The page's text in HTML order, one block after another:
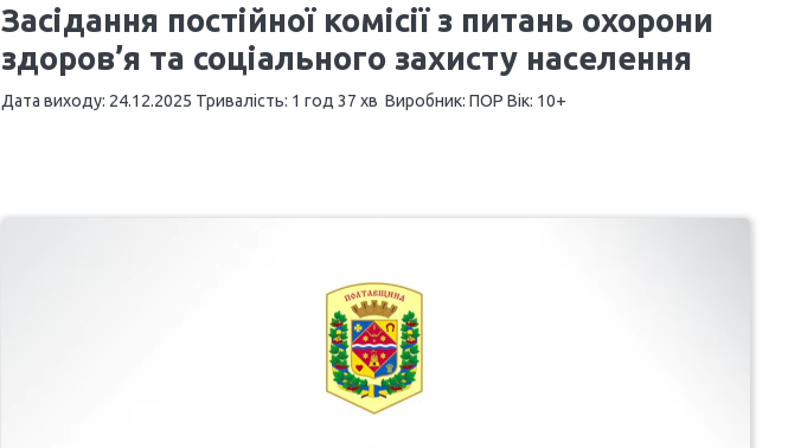
Засідання постійної комісії з питань охорони
здоров’я та соціального захисту населення
Дата виходу: 24.12.2025 Тривалість: 1 год 37 хв Виробник: ПОР Вік: 10+